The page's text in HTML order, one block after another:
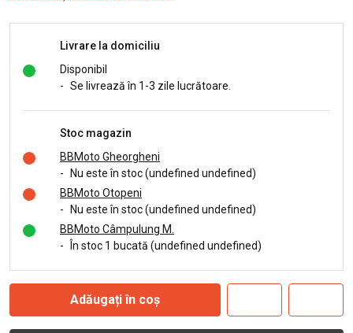
Livrare la domiciliu
Disponibil
- Se livrează în 1-3 zile lucrătoare.
Stoc magazin
BBMoto Gheorgheni
-
Nu este în stoc (undefined undefined)
BBMoto Otopeni
-
Nu este în stoc (undefined undefined)
BBMoto Câmpulung M.
-
În stoc 1 bucată (undefined undefined)
Adăugați în coș